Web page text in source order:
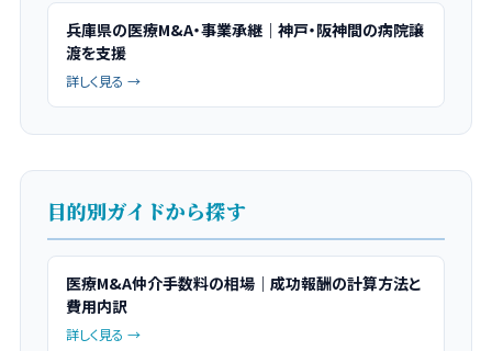
兵庫県の医療M&A・事業承継｜神戸・阪神間の病院譲
渡を支援
詳しく見る →
目的別ガイドから探す
医療M&A仲介手数料の相場｜成功報酬の計算方法と
費用内訳
詳しく見る →